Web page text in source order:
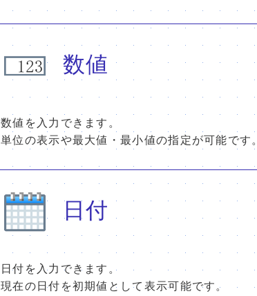
数値
数値を入力できます。
単位の表示や最大値・最小値の指定が可能です。
日付
日付を入力できます。
現在の日付を初期値として表示可能です。